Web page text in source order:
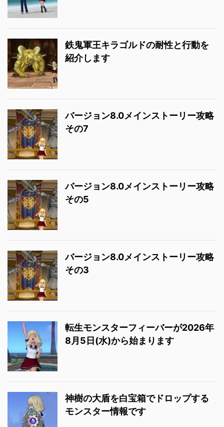
鉄鬼軍王キラゴルドの耐性と行動を
紹介します
バージョン8.0メインストーリー攻略
その7
バージョン8.0メインストーリー攻略
その5
バージョン8.0メインストーリー攻略
その3
転生モンスターフィーバーが2026年
8月5日(水)から始まります
神樹の大盾を白宝箱でドロップする
モンスター情報です